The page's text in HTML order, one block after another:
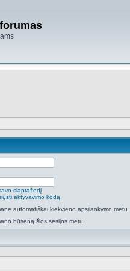
slaptažodį
aktyvavimo kodą
automatiškai kiekvieno apsilankymo metu
būseną šios sesijos metu